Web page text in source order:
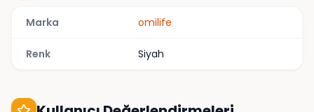
Marka omilife
Renk Siyah